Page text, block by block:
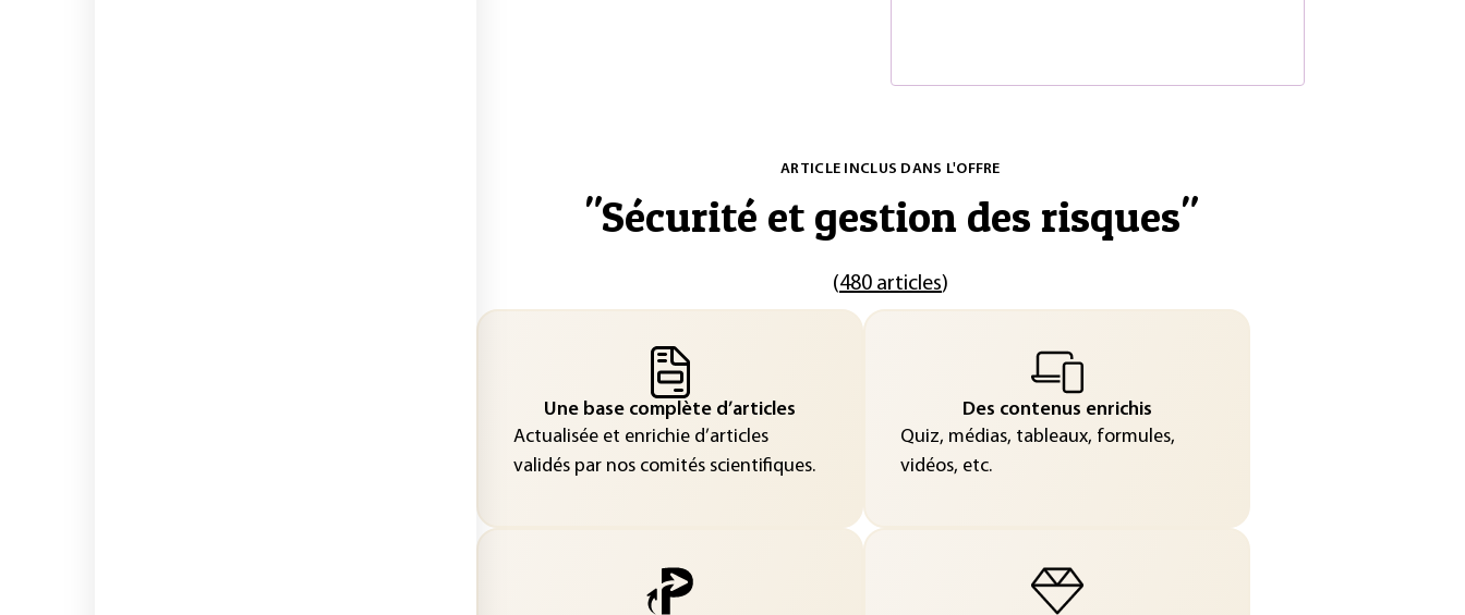
ARTICLE INCLUS DANS L'OFFRE
"Sécurité et gestion des risques"
(480 articles)
Une base complète d’articles
Actualisée et enrichie d’articles
validés par nos comités scientifiques.
Des contenus enrichis
Quiz, médias, tableaux, formules,
vidéos, etc.